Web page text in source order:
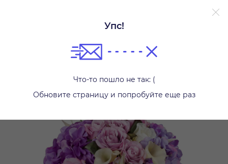
Упс!
Что-то пошло не так: (
Обновите страницу и попробуйте еще раз